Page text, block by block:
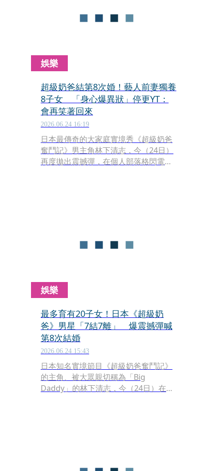
娛樂
超級奶爸結第8次婚！藝人前妻獨養
8子女 「身心爆異狀」停更YT：
會再笑著回來
2026.06.24 16:19
日本最傳奇的大家庭實境秀《超級奶爸
奮鬥記》男主角林下清志，今（24日）
再度拋出震撼彈，在個人部落格閃電宣
娛樂
最多育有20子女！日本《超級奶
爸》男星「7結7離」 爆震撼彈喊
第8次結婚
2026.06.24 15:43
日本知名實境節目《超級奶爸奮鬥記》
的主角、被大眾親切稱為「Big
Daddy」的林下清志，今（24日）在個